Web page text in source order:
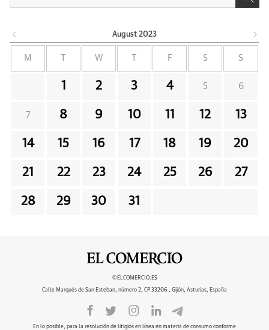
August 2023
M W F S S
1 2 3 4 5 6
7 8 9 10 11 12 13
14 15 16 17 18 19 20
21 22 23 24 25 26 27
28 29 30 31
©ELCOMERCIO.ES
Calle Marqués de San Esteban, número 2, CP 33206 , Gijón, Asturias, España
En lo posible, para la resolución de litigios en línea en materia de consumo conforme